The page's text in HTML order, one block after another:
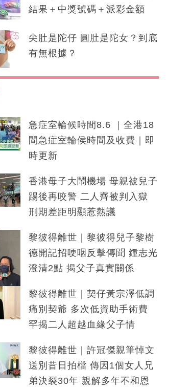
結果＋中獎號碼＋派彩金額
尖肚是陀仔 圓肚是陀女？到底
有無根據？
急症室輪候時間8.6 ｜全港18
間急症室輪侯時間及收費｜即
時更新
香港母子大鬧機場 母親被兒子
踢後再咬警 二人齊被判入獄
刑期差距明顯惹熱議
黎彼得離世｜黎彼得兒子黎樹
德開記招哽咽反擊傳聞 鍾志光
澄清2點 揭父子真實關係
黎彼得離世｜契仔黃宗澤低調
痛別契爺 多次低資助手術費
罕揭二人超越血緣父子情
黎彼得離世｜許冠傑親筆悼文
送別昔日拍檔 傳因1個女人兄
弟決裂30年 親解多年不和恩